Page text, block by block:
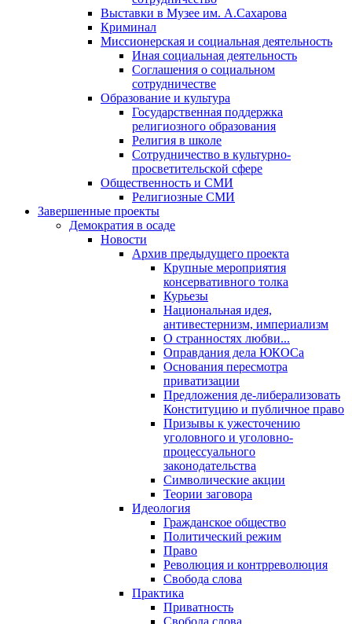
Выставки в Музее им. А.Сахарова
Криминал
Миссионерская и социальная деятельность
Иная социальная деятельность
Соглашения о социальном
сотрудничестве
Образование и культура
Государственная поддержка
религиозного образования
Религия в школе
Сотрудничество в культурно-
просветительской сфере
Общественность и СМИ
Религиозные СМИ
Завершенные проекты
Демократия в осаде
Новости
Архив предыдущего проекта
Крупные мероприятия
консервативного толка
Курьезы
Национальная идея,
антивестернизм, империализм
О странностях любви...
Оправдания дела ЮКОСа
Основания пересмотра
приватизации
Предложения де-либерализовать
Конституцию и публичное право
Призывы к ужесточению
уголовного и уголовно-
процессуального
законодательства
Символические акции
Теории заговора
Идеология
Гражданское общество
Политический режим
Право
Революция и контрреволюция
Свобода слова
Практика
Приватность
Свобода слова